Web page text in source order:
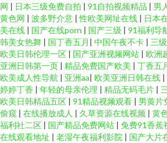
网 | 日本三级免费自拍 | 91自拍视频精品 | 男
黄色网 | 波多野介意 |性欧美网址在线 | 日本
美在线 | 国产在线porn | 国产三级 | 91福利导
韩美女热舞 | 国丁香五月 | 中国午夜不卡 | 三
欧美日韩伦理一区 | 国产亚洲视频网站 | 欧洲
亚洲日韩第一页 | 精品免费国产欧美 | 丁香五
欧美成人性导航 | 亚洲aa| 欧美亚洲日韩在线 |
婷婷丁香 | 年轻的母亲伦理 | 精品无码毛片 |
欧美日韩精品五区 | 91精品视频观看 | 男黄片
偷窥 | 在线播放成人 | 久草资源在线视频 | 黄
福利社二区 | 国产精品免费网站 | 免费91香蕉
在线观看地址 | 老湿午夜福利影院 | 国产大片